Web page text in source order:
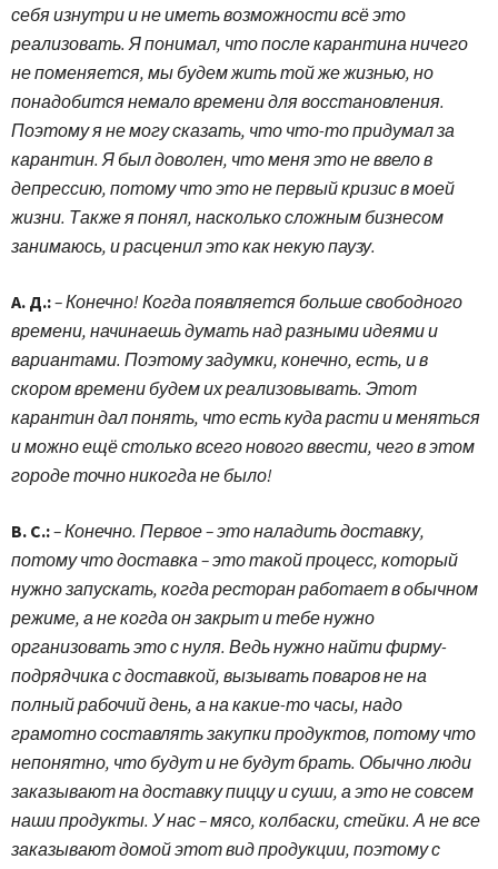
себя изнутри и не иметь возможности всё это
реализовать. Я понимал, что после карантина ничего
не поменяется, мы будем жить той же жизнью, но
понадобится немало времени для восстановления.
Поэтому я не могу сказать, что что-то придумал за
карантин. Я был доволен, что меня это не ввело в
депрессию, потому что это не первый кризис в моей
жизни. Также я понял, насколько сложным бизнесом
занимаюсь, и расценил это как некую паузу.
А. Д.:– Конечно! Когда появляется больше свободного
времени, начинаешь думать над разными идеями и
вариантами. Поэтому задумки, конечно, есть, и в
скором времени будем их реализовывать. Этот
карантин дал понять, что есть куда расти и меняться
и можно ещё столько всего нового ввести, чего в этом
городе точно никогда не было!
В. С.:– Конечно. Первое – это наладить доставку,
потому что доставка – это такой процесс, который
нужно запускать, когда ресторан работает в обычном
режиме, а не когда он закрыт и тебе нужно
организовать это с нуля. Ведь нужно найти фирму-
подрядчика с доставкой, вызывать поваров не на
полный рабочий день, а на какие-то часы, надо
грамотно составлять закупки продуктов, потому что
непонятно, что будут и не будут брать. Обычно люди
заказывают на доставку пиццу и суши, а это не совсем
наши продукты. У нас – мясо, колбаски, стейки. А не все
заказывают домой этот вид продукции, поэтому с